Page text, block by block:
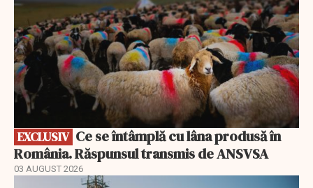
EXCLUSIV
România. Răspunsul transmis de ANSVSA
03 AUGUST 2026